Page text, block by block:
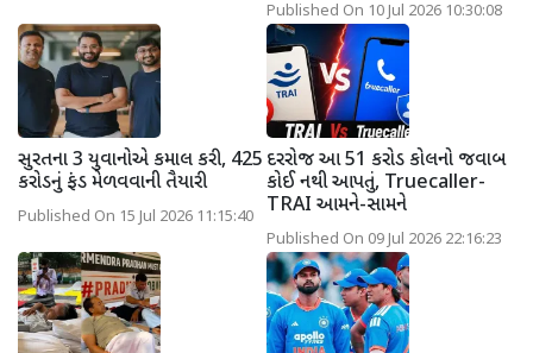
Published On 10 Jul 2026 10:30:08
સુરતના 3 યુવાનોએ કમાલ કરી, 425
કરોડનું ફંડ મેળવવાની તૈયારી
Published On 15 Jul 2026 11:15:40
દરરોજ આ 51 કરોડ કોલનો જવાબ
કોઈ નથી આપતું, Truecaller-
TRAI આમને-સામને
Published On 09 Jul 2026 22:16:23